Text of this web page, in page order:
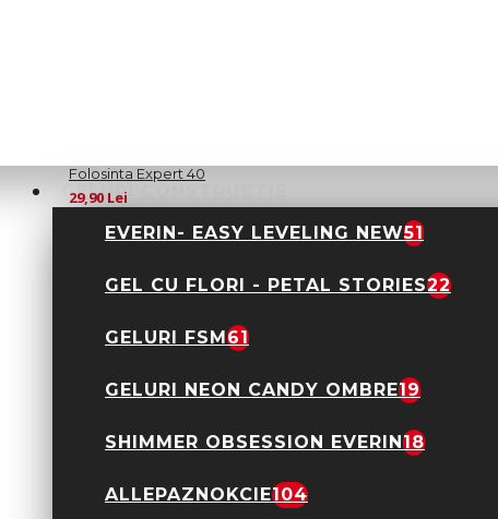
GELURI CONSTRUCTIE
EVERIN- EASY LEVELING NEW51
GEL CU FLORI - PETAL STORIES22
GELURI FSM61
GELURI NEON CANDY OMBRE19
SHIMMER OBSESSION EVERIN18
ALLEPAZNOKCIE104
Folosinta Expert 40
29,90 Lei
Betisoare Pentru
PVC Set 100 Bucati-
Albastru